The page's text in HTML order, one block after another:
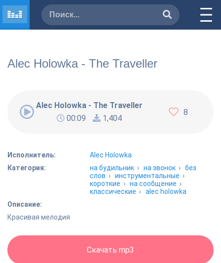
Alec Holowka - The Traveller
Alec Holowka - The Traveller
00:09
1,404
8
Исполнитель:
Alec Holowka
Категория:
на будильник ›на звонок ›без
слов ›инструментальные ›
короткие ›на сообщение ›
классические ›alec holowka
Описание:
Красивая мелодия
Скачать mp3